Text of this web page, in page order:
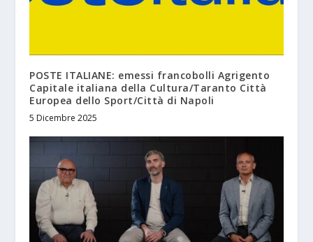
POSTE ITALIANE: emessi francobolli Agrigento
Capitale italiana della Cultura/Taranto Città
Europea dello Sport/Città di Napoli
5 Dicembre 2025